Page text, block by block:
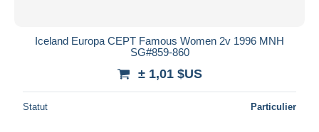
Iceland Europa CEPT Famous Women 2v 1996 MNH
SG#859-860
± 1,01 $US
Statut Particulier